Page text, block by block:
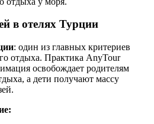
в отелях Турции
: один из главных критериев
отдыха. Практика AnyTour
освобождает родителям
а дети получают массу